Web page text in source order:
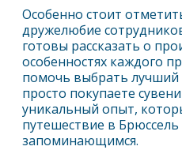
Особенно стоит
дружелюбие
готовы рассказать о
особенностях каждого
помочь выбрать лучший
просто покупаете
уникальный опыт,
путешествие в Брюссель
запоминающимся.